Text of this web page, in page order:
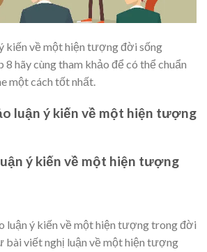
kiến về một hiện tượng đời sống
8 hãy cùng tham khảo để có thể chuẩn
một cách tốt nhất.
luận ý kiến về một hiện tượng
ý kiến về một hiện tượng
luận ý kiến về một hiện tượng trong đời
bài viết nghị luận về một hiện tượng